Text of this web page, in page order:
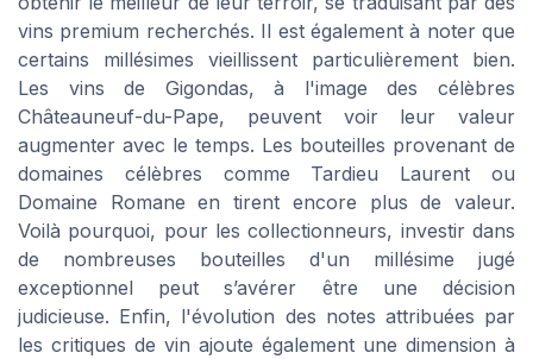
vins premium recherchés. Il est également à noter que
certains millésimes vieillissent particulièrement bien.
Les vins de Gigondas, à l'image des célèbres
Châteauneuf-du-Pape, peuvent voir leur valeur
augmenter avec le temps. Les bouteilles provenant de
domaines célèbres comme Tardieu Laurent ou
Domaine Romane en tirent encore plus de valeur.
Voilà pourquoi, pour les collectionneurs, investir dans
de nombreuses bouteilles d'un millésime jugé
exceptionnel peut s’avérer être une décision
judicieuse. Enfin, l'évolution des notes attribuées par
les critiques de vin ajoute également une dimension à